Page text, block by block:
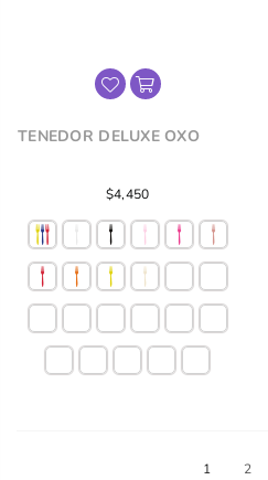
TENEDOR DELUXE OXO
$4,450
1 2